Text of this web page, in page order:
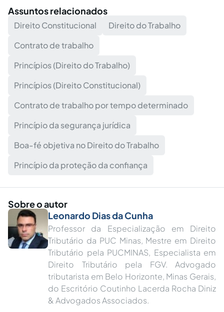
Assuntos relacionados
Direito Constitucional
Direito do Trabalho
Contrato de trabalho
Princípios (Direito do Trabalho)
Princípios (Direito Constitucional)
Contrato de trabalho por tempo determinado
Princípio da segurança jurídica
Boa-fé objetiva no Direito do Trabalho
Princípio da proteção da confiança
Sobre o autor
Leonardo Dias da Cunha
Professor da Especialização em Direito
Tributário da PUC Minas, Mestre em Direito
Tributário pela PUCMINAS, Especialista em
Direito Tributário pela FGV. Advogado
tributarista em Belo Horizonte, Minas Gerais,
do Escritório Coutinho Lacerda Rocha Diniz
& Advogados Associados.